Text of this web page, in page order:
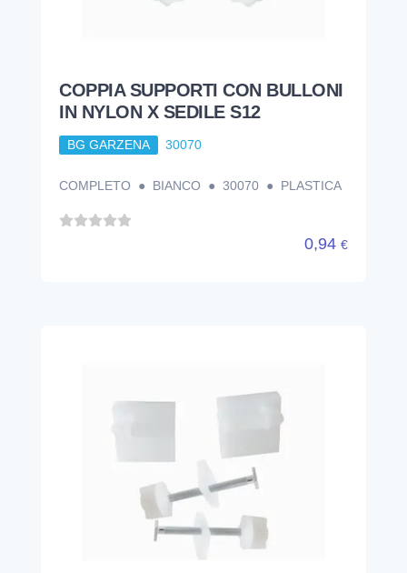
COPPIA SUPPORTI CON BULLONI
IN NYLON X SEDILE S12
BG GARZENA 30070
COMPLETO ● BIANCO ● 30070 ● PLASTICA
0,94 €